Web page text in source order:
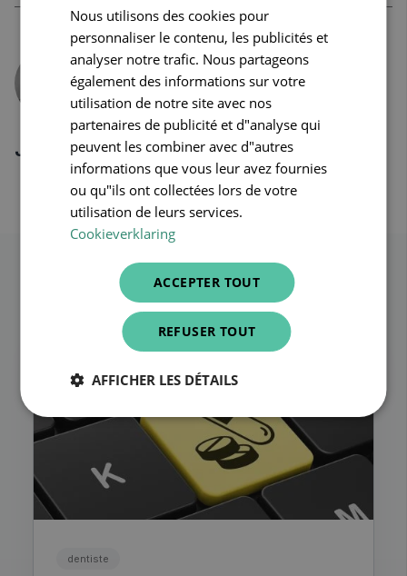
Jan Steenkiste
Article similaire
dentiste
Nous utilisons des cookies pour
personnaliser le contenu, les publicités et
analyser notre trafic. Nous partageons
également des informations sur votre
utilisation de notre site avec nos
partenaires de publicité et d"analyse qui
peuvent les combiner avec d"autres
informations que vous leur avez fournies
ou qu"ils ont collectées lors de votre
utilisation de leurs services.
Cookieverklaring
ACCEPTER TOUT
REFUSER TOUT
AFFICHER LES DÉTAILS